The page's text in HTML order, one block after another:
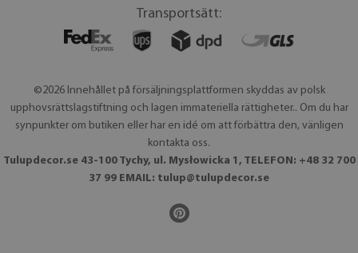
Transportsätt:
©2026 Innehållet på försäljningsplattformen skyddas av polsk
upphovsrättslagstiftning och lagen immateriella rättigheter.. Om du har
synpunkter om butiken eller har en idé om att förbättra den, vänligen
kontakta oss.
Tulupdecor.se 43-100 Tychy, ul. Mysłowicka 1, TELEFON: +48 32 700
37 99 EMAIL: tulup@tulupdecor.se